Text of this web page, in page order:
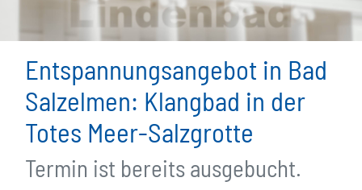
Entspannungsangebot in Bad
Salzelmen: Klangbad in der
Totes Meer-Salzgrotte
Termin ist bereits ausgebucht.